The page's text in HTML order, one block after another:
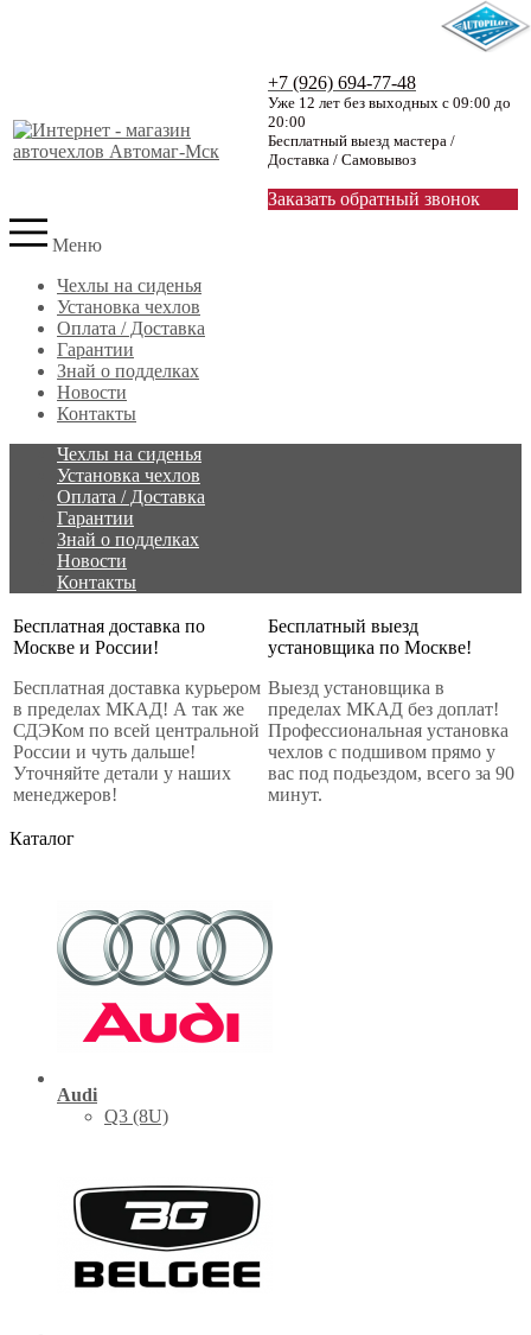
+7 (926) 694-77-48
Уже 12 лет без выходных с 09:00 до
20:00
Бесплатный выезд мастера /
Доставка / Самовывоз
Заказать обратный звонок
Меню
Чехлы на сиденья
Установка чехлов
Оплата / Доставка
Гарантии
Знай о подделках
Новости
Контакты
Чехлы на сиденья
Установка чехлов
Оплата / Доставка
Гарантии
Знай о подделках
Новости
Контакты
Бесплатная доставка по
Москве и России!
Бесплатная доставка курьером
в пределах МКАД! А так же
СДЭКом по всей центральной
России и чуть дальше!
Уточняйте детали у наших
менеджеров!
Бесплатный выезд
установщика по Москве!
Выезд установщика в
пределах МКАД без доплат!
Профессиональная установка
чехлов с подшивом прямо у
вас под подьездом, всего за 90
минут.
Каталог
Audi
Q3 (8U)